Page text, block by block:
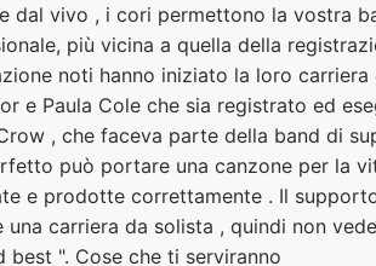
dal vivo , i cori permettono la vostra
più vicina a quella della
noti hanno iniziato la loro
e Paula Cole che sia registrato ed
, che faceva parte della band di
può portare una canzone per la
e prodotte correttamente . Il
una carriera da solista , quindi non
best ". Cose che ti serviranno